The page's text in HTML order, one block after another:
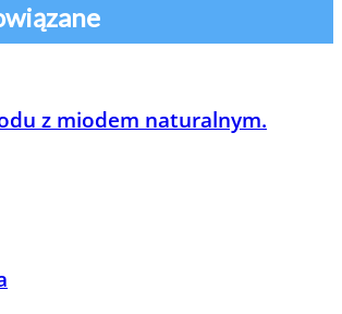
z miodem naturalnym.